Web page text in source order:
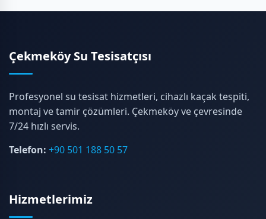
Çekmeköy Su Tesisatçısı
Profesyonel su tesisat hizmetleri, cihazlı kaçak tespiti,
montaj ve tamir çözümleri. Çekmeköy ve çevresinde
7/24 hızlı servis.
Telefon: +90 501 188 50 57
Hizmetlerimiz